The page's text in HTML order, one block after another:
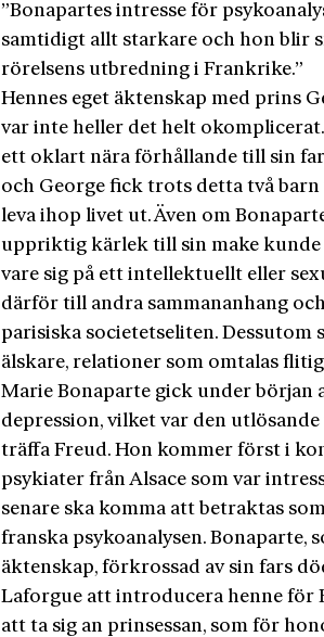
”Bonapartes intresse för
samtidigt allt starkare och hon blir
rörelsens utbredning i Frankrike.”
Hennes eget äktenskap med prins
var inte heller det helt
ett oklart nära förhållande till sin
och George fick trots detta två
leva ihop livet ut. Även om
uppriktig kärlek till sin make
vare sig på ett intellektuellt eller
därför till andra sammananhang
parisiska societetseliten. Dess­utom
älskare, relationer som omtalas
Marie Bonaparte gick under början
depression, vilket var den
träffa Freud. Hon kommer först i
psykiater från Alsace som var
senare ska komma att betraktas
franska psykoanalysen. Bonaparte,
äktenskap, förkrossad av sin fars
Laforgue att introducera henne för
att ta sig an prinsessan, som för